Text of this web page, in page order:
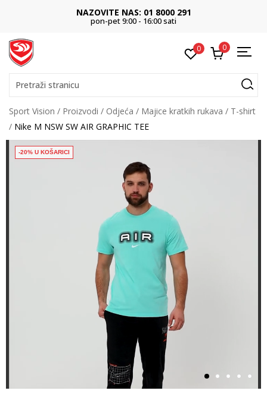
NAZOVITE NAS: 01 8000 291
pon-pet 9:00 - 16:00 sati
0 0
Pretraži stranicu
Sport Vision Proizvodi Odjeća Majice kratkih rukava
T-shirt
Nike M NSW SW AIR GRAPHIC TEE
-20% U KOŠARICI